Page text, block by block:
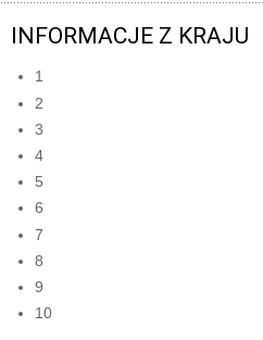
INFORMACJE Z KRAJU
1
2
3
4
5
6
7
8
9
10